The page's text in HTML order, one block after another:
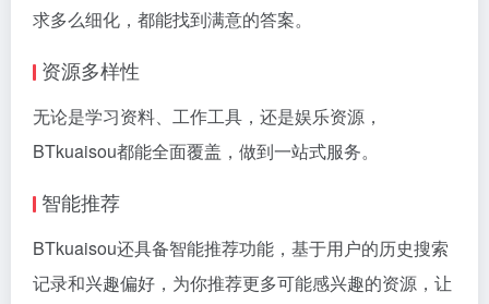
求多么细化，都能找到满意的答案。
资源多样性
无论是学习资料、工作工具，还是娱乐资源，
BTkuaisou都能全面覆盖，做到一站式服务。
智能推荐
BTkuaisou还具备智能推荐功能，基于用户的历史搜索
记录和兴趣偏好，为你推荐更多可能感兴趣的资源，让